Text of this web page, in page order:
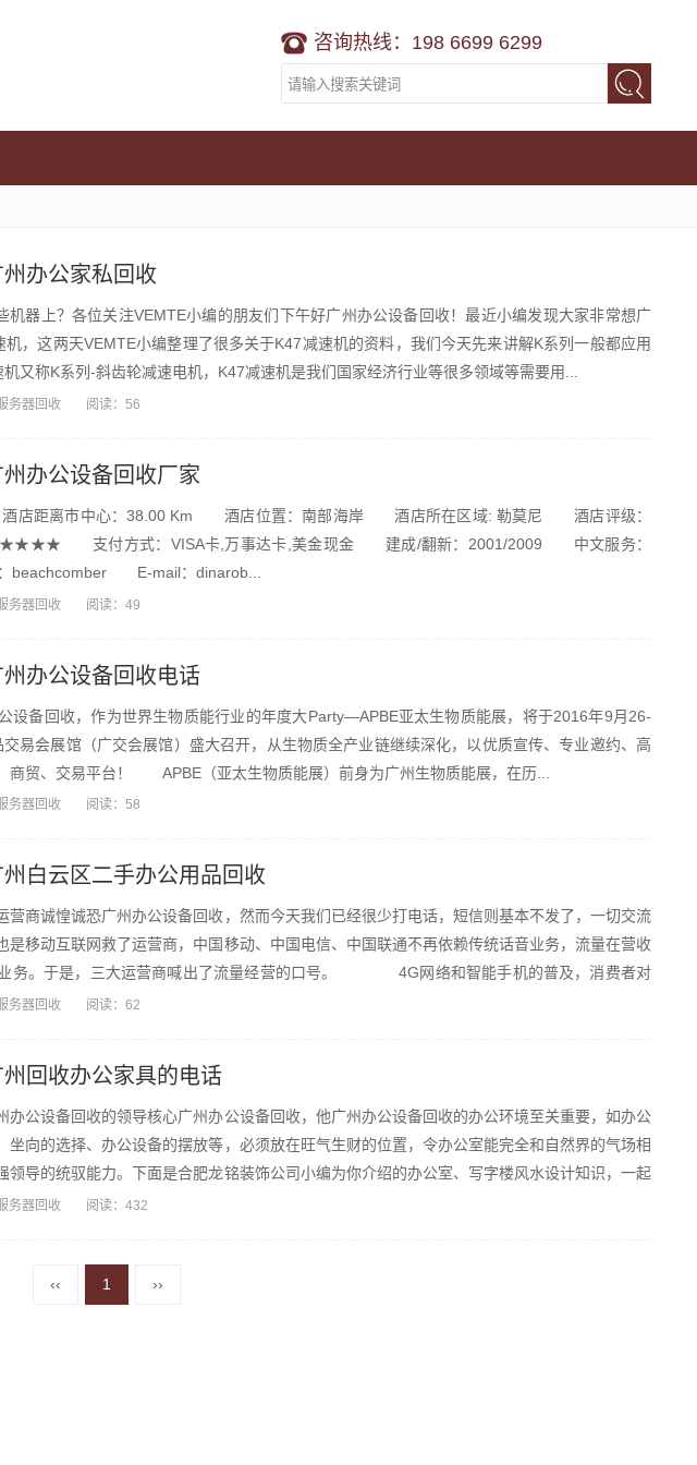
咨询热线：198 6699 6299
办公家私回收
器上？各位关注VEMTE小编的朋友们下午好广州办公设备回收！最近小编发现大家非常想广
，这两天VEMTE小编整理了很多关于K47减速机的资料，我们今天先来讲解K系列一般都应用
称K系列-斜齿轮减速电机，K47减速机是我们国家经济行业等很多领域等需要用...
务器回收 阅读：56
办公设备回收厂家
距离市中心：38.00 Km 酒店位置：南部海岸 酒店所在区域: 勒莫尼 酒店评级：
支付方式：VISA卡,万事达卡,美金现金 建成/翻新：2001/2009 中文服务：
E-mail：dinarob...
务器回收 阅读：49
办公设备回收电话
收，作为世界生物质能行业的年度大Party—APBE亚太生物质能展，将于2016年9月26-
易会展馆（广交会展馆）盛大召开，从生物质全产业链继续深化，以优质宣传、专业邀约、高
商贸、交易平台！ APBE（亚太生物质能展）前身为广州生物质能展，在历...
务器回收 阅读：58
白云区二手办公用品回收
商诚惶诚恐广州办公设备回收，然而今天我们已经很少打电话，短信则基本不发了，一切交流
是移动互联网救了运营商，中国移动、中国电信、中国联通不再依赖传统话音业务，流量在营收
业务。于是，三大运营商喊出了流量经营的口号。 4G网络和智能手机的普及，消费者对
务器回收 阅读：62
回收办公家具的电话
公设备回收的领导核心广州办公设备回收，他广州办公设备回收的办公环境至关重要，如办公
坐向的选择、办公设备的摆放等，必须放在旺气生财的位置，令办公室能完全和自然界的气场相
领导的统驭能力。下面是合肥龙铭装饰公司小编为你介绍的办公室、写字楼风水设计知识，一起
务器回收 阅读：432
‹‹ 1 ››